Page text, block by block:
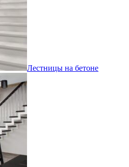
Лестницы на бетоне